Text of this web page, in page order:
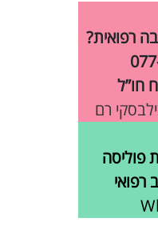
רפואית?
חו”ל
רם
פוליסה
רפואי